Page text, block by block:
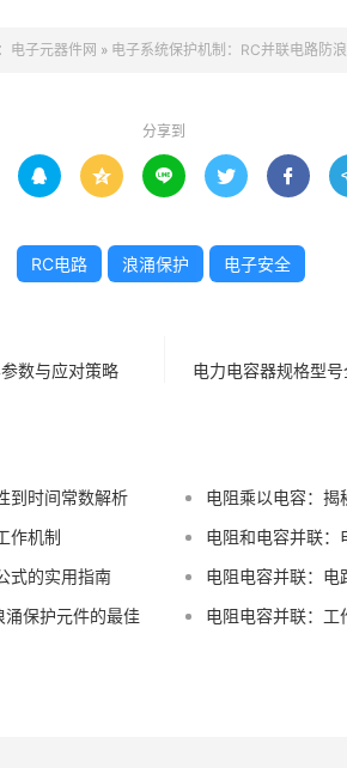
电子元器件网 » 电子系统保护机制：RC并联电路防
分享到
    
RC电路 浪涌保护 电子安全
数与应对策略 电力电容器规格型
到时间常数解析
电阻乘以电容：揭
作机制
电阻和电容并联：
式的实用指南
电阻电容并联：电
保护元件的最佳
电阻电容并联：工